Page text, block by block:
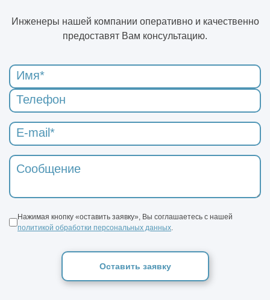
Инженеры нашей компании оперативно и качественно
предоставят Вам консультацию.
Нажимая кнопку «оставить заявку», Вы соглашаетесь с нашей
политикой обработки персональных данных
Оставить заявку